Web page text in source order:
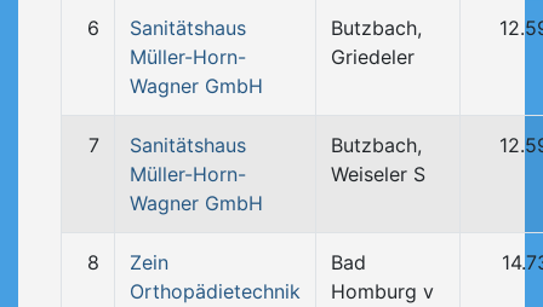
6
Sanitätshaus
Müller-Horn-
Wagner GmbH
Butzbach,
Griedeler
7
Sanitätshaus
Müller-Horn-
Wagner GmbH
Butzbach,
Weiseler S
8
Zein
Orthopädietechnik
Bad
Homburg v